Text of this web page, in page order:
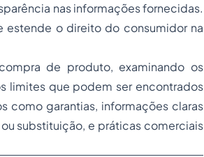
nas informações fornecidas.
estende o direito do consumidor na
de produto, examinando os
limites que podem ser encontrados
como garantias, informações claras
substituição, e práticas comerciais